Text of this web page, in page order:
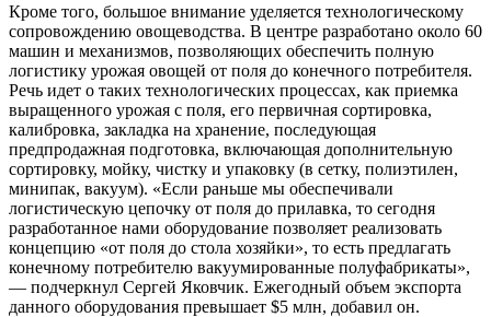
Кроме того, большое внимание уделяется технологическому
сопровождению овощеводства. В центре разработано около 60
машин и механизмов, позволяющих обеспечить полную
логистику урожая овощей от поля до конечного потребителя.
Речь идет о таких технологических процессах, как приемка
выращенного урожая с поля, его первичная сортировка,
калибровка, закладка на хранение, последующая
предпродажная подготовка, включающая дополнительную
сортировку, мойку, чистку и упаковку (в сетку, полиэтилен,
минипак, вакуум). «Если раньше мы обеспечивали
логистическую цепочку от поля до прилавка, то сегодня
разработанное нами оборудование позволяет реализовать
концепцию «от поля до стола хозяйки», то есть предлагать
конечному потребителю вакуумированные полуфабрикаты»,
— подчеркнул Сергей Яковчик. Ежегодный объем экспорта
данного оборудования превышает $5 млн, добавил он.